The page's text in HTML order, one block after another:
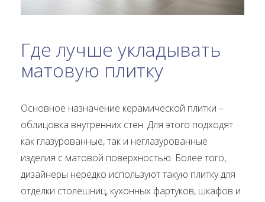
Где лучше укладывать
матовую плитку
Основное назначение керамической плитки –
облицовка внутренних стен. Для этого подходят
как глазурованные, так и неглазурованные
изделия с матовой поверхностью. Более того,
дизайнеры нередко используют такую плитку для
отделки столешниц, кухонных фартуков, шкафов и